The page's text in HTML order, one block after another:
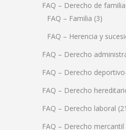
FAQ – Derecho de familia
FAQ – Familia (3)
FAQ – Herencia y
FAQ – Derecho
FAQ – Derecho
FAQ – Derecho
FAQ – Derecho laboral
FAQ – Derecho mercantil